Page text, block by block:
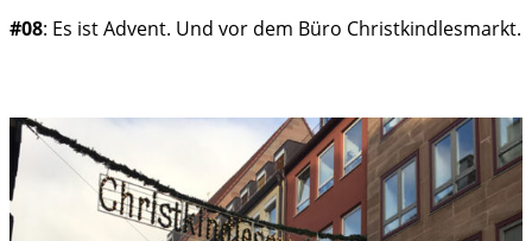
#08: Es ist Advent. Und vor dem Büro Christkindlesmarkt.